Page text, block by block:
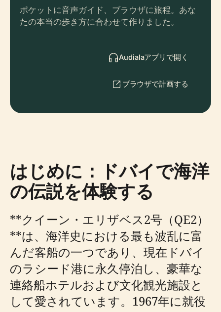
ポケットに音声ガイド、ブラウザに旅程。あな
たの本当の歩き方に合わせて作りました。
Audialaアプリで開く
ブラウザで計画する
はじめに：ドバイで海洋
の伝説を体験する
**クイーン・エリザベス2号（QE2）
**は、海洋史における最も波乱に富
んだ客船の一つであり、現在ドバイ
のラシード港に永久停泊し、豪華な
連絡船ホテルおよび文化観光施設と
して愛されています。1967年に就役